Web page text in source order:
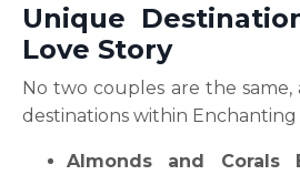
Unique
Love Story
No two couples are the
destinations within Enchanting
Almonds and Corals